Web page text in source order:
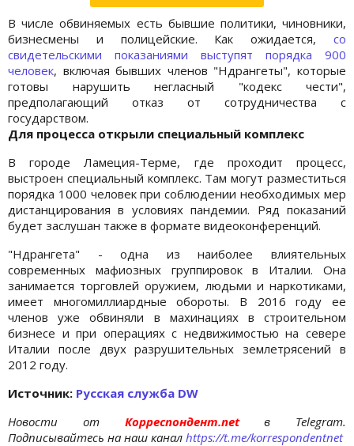
В числе обвиняемых есть бывшие политики, чиновники,
бизнесмены и полицейские. Как ожидается, со
свидетельскими показаниями выступят порядка 900
человек, включая бывших членов "Ндрангеты", которые
готовы нарушить негласный "кодекс чести",
предполагающий отказ от сотрудничества с
государством.
Для процесса открыли специальный комплекс
В городе Ламеция-Терме, где проходит процесс,
выстроен специальный комплекс. Там могут разместиться
порядка 1000 человек при соблюдении необходимых мер
дистанцирования в условиях пандемии. Ряд показаний
будет заслушан также в формате видеоконференций.
"Ндрангета" - одна из наиболее влиятельных
современных мафиозных группировок в Италии. Она
занимается торговлей оружием, людьми и наркотиками,
имеет многомиллиардные обороты. В 2016 году ее
членов уже обвиняли в махинациях в строительном
бизнесе и при операциях с недвижимостью на севере
Италии после двух разрушительных землетрясений в
2012 году.
Источник: Русская служба DW
Новости отКорреспондент.netв Telegram.
Подписывайтесь на наш канал https://t.me/korrespondentnet